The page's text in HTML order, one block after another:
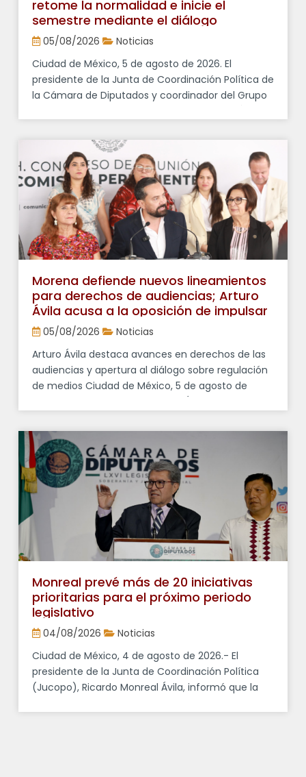
retome la normalidad e inicie el
semestre mediante el diálogo
05/08/2026
Noticias
Ciudad de México, 5 de agosto de 2026. El
presidente de la Junta de Coordinación Política de
la Cámara de Diputados y coordinador del Grupo
Autónoma de México (UNAM) retome la
normalidad con el inicio del semestre el
próximo 10 de agosto, privilegiando el […]
Morena defiende nuevos lineamientos
para derechos de audiencias; Arturo
Ávila acusa a la oposición de impulsar
“falsos debates”
05/08/2026
Noticias
Arturo Ávila destaca avances en derechos de las
audiencias y apertura al diálogo sobre regulación
de medios Ciudad de México, 5 de agosto de
afirmó que los cuestionamientos de la oposición
a los nuevos lineamientos en materia de
derechos de las audiencias forman parte […]
Monreal prevé más de 20 iniciativas
prioritarias para el próximo periodo
legislativo
04/08/2026
Noticias
Ciudad de México, 4 de agosto de 2026.- El
presidente de la Junta de Coordinación Política
(Jucopo), Ricardo Monreal Ávila, informó que la